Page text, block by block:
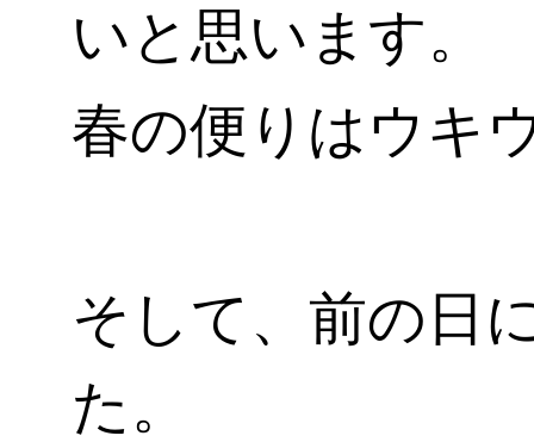
いと思います。
春の便りはウキ
そして、前の日
た。